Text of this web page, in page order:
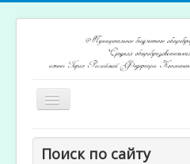
Включить/
выключить
Главная
Поиск по сайту